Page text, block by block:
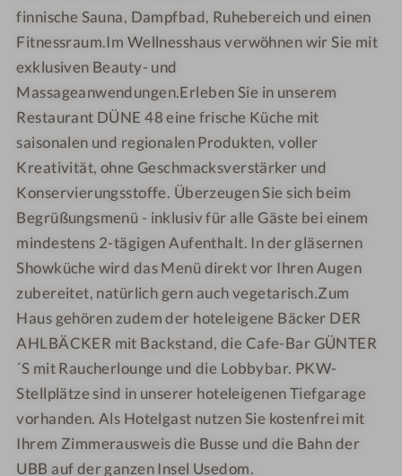
P
A
finnische Sauna, Dampfbad, Ruhebereich und einen
Fitnessraum.Im Wellnesshaus verwöhnen wir Sie mit
exklusiven Beauty- und
Massageanwendungen.Erleben Sie in unserem
Restaurant DÜNE 48 eine frische Küche mit
saisonalen und regionalen Produkten, voller
Kreativität, ohne Geschmacksverstärker und
Konservierungsstoffe. Überzeugen Sie sich beim
Begrüßungsmenü - inklusiv für alle Gäste bei einem
mindestens 2-tägigen Aufenthalt. In der gläsernen
Showküche wird das Menü direkt vor Ihren Augen
zubereitet, natürlich gern auch vegetarisch.Zum
Haus gehören zudem der hoteleigene Bäcker DER
AHLBÄCKER mit Backstand, die Cafe-Bar GÜNTER
´S mit Raucherlounge und die Lobbybar. PKW-
Stellplätze sind in unserer hoteleigenen Tiefgarage
vorhanden. Als Hotelgast nutzen Sie kostenfrei mit
Ihrem Zimmerausweis die Busse und die Bahn der
UBB auf der ganzen Insel Usedom.